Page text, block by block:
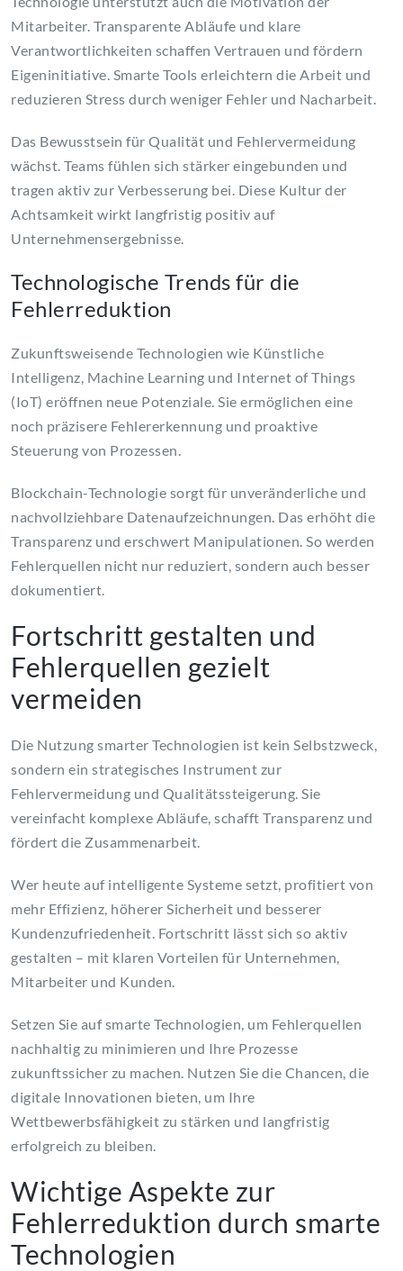
Mitarbeiter. Transparente Abläufe und klare
Verantwortlichkeiten schaffen Vertrauen und fördern
Eigeninitiative. Smarte Tools erleichtern die Arbeit und
reduzieren Stress durch weniger Fehler und Nacharbeit.
Das Bewusstsein für Qualität und Fehlervermeidung
wächst. Teams fühlen sich stärker eingebunden und
tragen aktiv zur Verbesserung bei. Diese Kultur der
Achtsamkeit wirkt langfristig positiv auf
Unternehmensergebnisse.
Technologische Trends für die
Fehlerreduktion
Zukunftsweisende Technologien wie Künstliche
Intelligenz, Machine Learning und Internet of Things
(IoT) eröffnen neue Potenziale. Sie ermöglichen eine
noch präzisere Fehlererkennung und proaktive
Steuerung von Prozessen.
Blockchain-Technologie sorgt für unveränderliche und
nachvollziehbare Datenaufzeichnungen. Das erhöht die
Transparenz und erschwert Manipulationen. So werden
Fehlerquellen nicht nur reduziert, sondern auch besser
dokumentiert.
Fortschritt gestalten und
Fehlerquellen gezielt
vermeiden
Die Nutzung smarter Technologien ist kein Selbstzweck,
sondern ein strategisches Instrument zur
Fehlervermeidung und Qualitätssteigerung. Sie
vereinfacht komplexe Abläufe, schafft Transparenz und
fördert die Zusammenarbeit.
Wer heute auf intelligente Systeme setzt, profitiert von
mehr Effizienz, höherer Sicherheit und besserer
Kundenzufriedenheit. Fortschritt lässt sich so aktiv
gestalten – mit klaren Vorteilen für Unternehmen,
Mitarbeiter und Kunden.
Setzen Sie auf smarte Technologien, um Fehlerquellen
nachhaltig zu minimieren und Ihre Prozesse
zukunftssicher zu machen. Nutzen Sie die Chancen, die
digitale Innovationen bieten, um Ihre
Wettbewerbsfähigkeit zu stärken und langfristig
erfolgreich zu bleiben.
Wichtige Aspekte zur
Fehlerreduktion durch smarte
Technologien